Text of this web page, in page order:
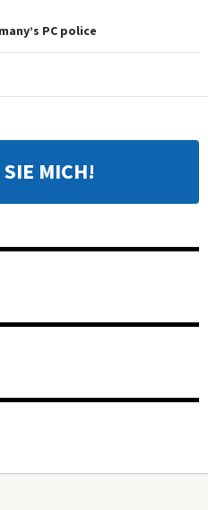
PC police
MICH!